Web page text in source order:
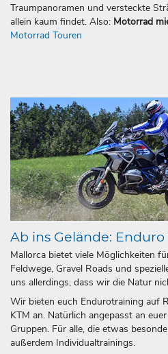
Traumpanoramen und versteckte
allein kaum findet. Also: Motorrad
Motorrad Touren
Ab ins Gelände:
Mallorca bietet viele Möglichkeiten
Feldwege, Gravel Roads und
uns allerdings, dass wir die Natur
Wir bieten euch Endurotraining auf
KTM an. Natürlich angepasst an
Gruppen. Für alle, die etwas
außerdem Individualtrainings.